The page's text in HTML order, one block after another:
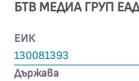
БТВ МЕДИА ГРУП ЕАД
ЕИК
130081393
Държава